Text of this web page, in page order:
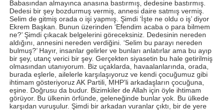
Babasından almayınca anasına bastırmış, dedesine bastırmış.
Dedesi bir şey bozdurmuş vermiş, annesi daire satmış vermiş.
Selim de gitmiş orada o işi yapmış. Şimdi ‘İşte ne oldu o iş’ diyor
Ekrem Başkan. Bunun üzerinden ‘Efendim acaba o para bilmem
ne?’ Şimdi çıkacak belgelerini göreceksiniz. Dedesinin nereden
aldığını, annesini nereden verdiğini. ‘Selim bu parayı nereden
bulmuş?’ Hayır, insanlar gelirler ve bunları anlatırlar ama bu ayıp
bir şey, utanç verici bir şey. Gerçekten siyasetin bu hale getirilmiş
olmasından utanıyorum. Biz uçaklarda, havaalanlarında, orada,
burada eşlerle, ailelerle karşılaşıyoruz ve kendi çocuğumuz gibi
ihtimam gösteriyoruz AK Partili, MHP’li arkadaşların çocuğuna,
eşine. Doğrusu da budur. Bizimkiler de Allah için öyle ihtimam
görüyor. Bu ülkenin örfünde, geleneğinde bunlar yok. Bu ülkede
karşıdan vuruşulur. Şimdi bir arkadan vuranlar çıktı, bir de yere